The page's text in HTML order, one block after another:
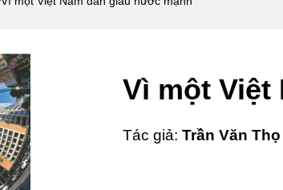
Vì một Việt
Tác giả: Trần Văn